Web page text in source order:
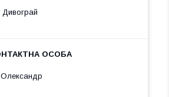
Дивограй
Олександр